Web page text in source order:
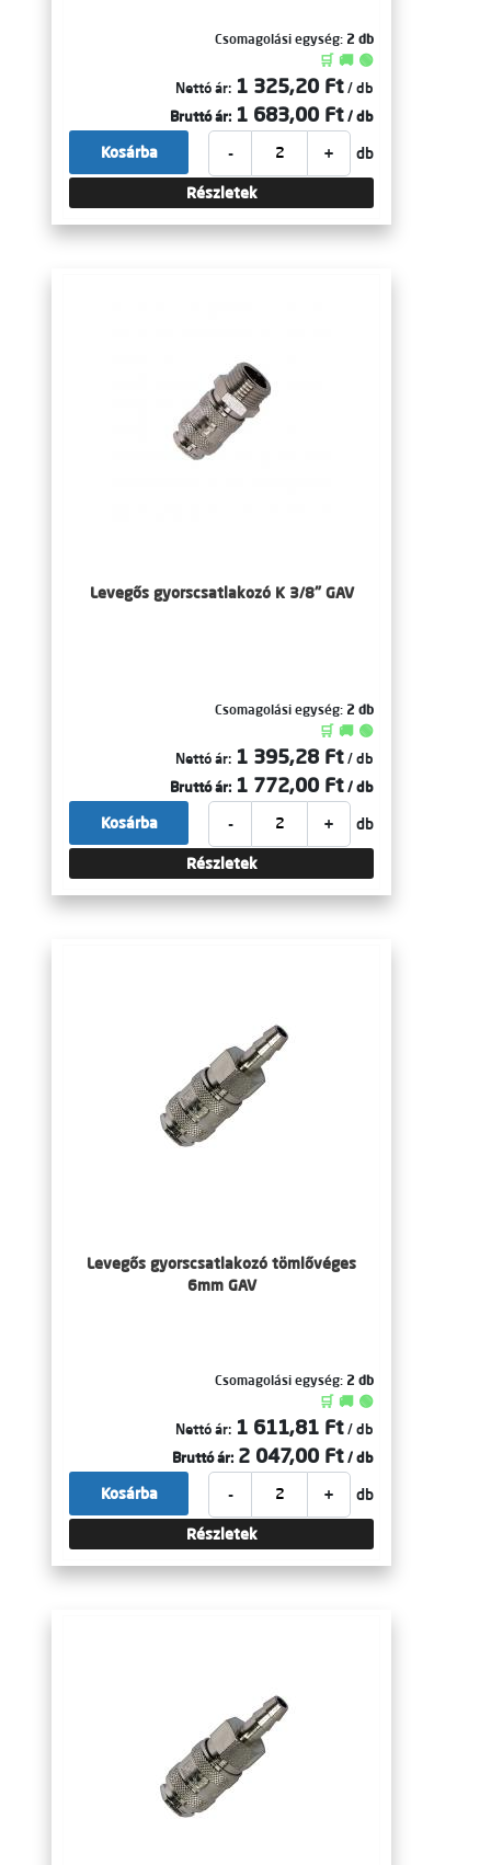
Csomagolási egység: 2 db
🛒 🚚 🟢
Nettó ár: 1 325,20 Ft / db
Bruttó ár: 1 683,00 Ft / db
- + db
Kosárba
Részletek
Levegős gyorscsatlakozó K 3/8" GAV
Csomagolási egység: 2 db
🛒 🚚 🟢
Nettó ár: 1 395,28 Ft / db
Bruttó ár: 1 772,00 Ft / db
- + db
Kosárba
Részletek
Levegős gyorscsatlakozó tömlővéges
6mm GAV
Csomagolási egység: 2 db
🛒 🚚 🟢
Nettó ár: 1 611,81 Ft / db
Bruttó ár: 2 047,00 Ft / db
- + db
Kosárba
Részletek